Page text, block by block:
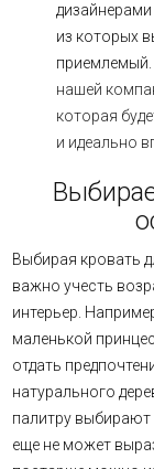
из которых
приемлемый.
нашей
которая
и идеально
Выбирая кровать
важно учесть
интерьер.
маленькой
отдать
натурального
палитру выбирают
еще не может